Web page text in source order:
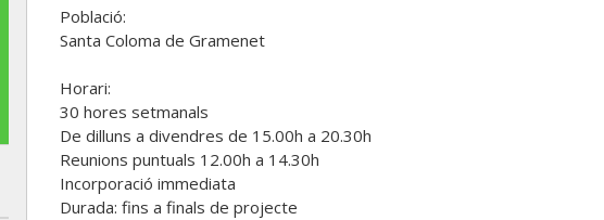
Població:
Santa Coloma de Gramenet
Horari:
30 hores setmanals
De dilluns a divendres de 15.00h a 20.30h
Reunions puntuals 12.00h a 14.30h
Incorporació immediata
Durada: fins a finals de projecte